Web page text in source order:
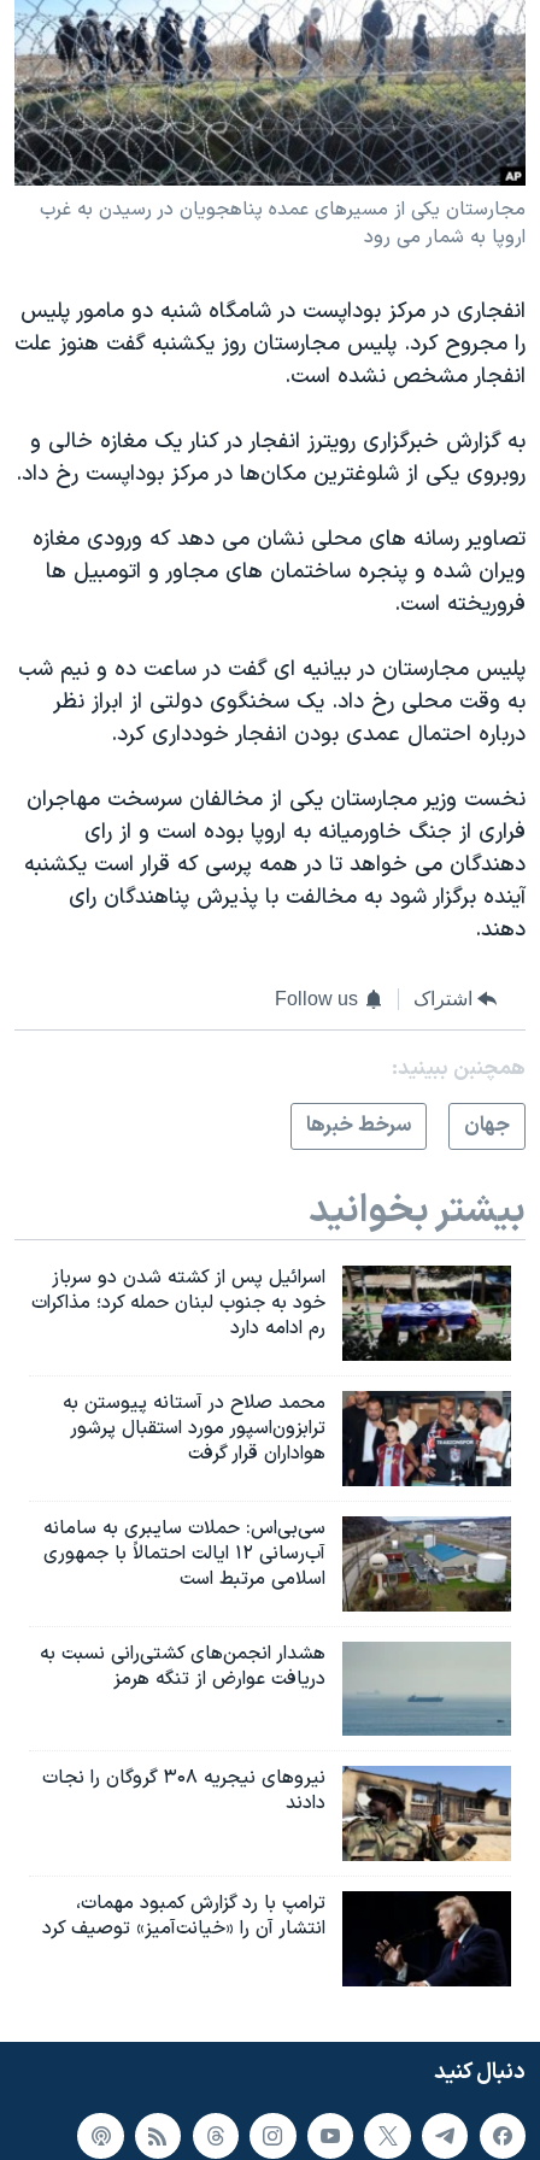
فرهنگ و زندگی
حقوق شهروندی
اقتصادی
علم و فناوری
گالری عکس
مستندها
انتخابات ریاست جمهوری آمریکا ۲۰۲۴
حمله جمهوری اسلامی به اسرائیل
رمز مهسا
اعتراضات زن، زندگی، آزادی
تریبونال مردمی آبان ۹۸
دادگاه حمید نوری
قانون شفافیت دارائی کادر رهبری ایران
اسرائیل در جنگ
نرگس محمدی برنده جایزه نوبل صلح
صفحه‌های ویژه
سفر پرزیدنت ترامپ به چین
دنبال کنید
زبانهای مختلف
مجارستان یکی از مسیرهای عمده پناهجویان در رسیدن به غرب
اروپا به شمار می رود
انفجاری در مرکز بوداپست در شامگاه شنبه دو مامور پلیس
را مجروح کرد. پلیس مجارستان روز یکشنبه گفت هنوز علت
انفجار مشخص نشده است.
به گزارش خبرگزاری رویترز انفجار در کنار یک مغازه خالی و
روبروی یکی از شلوغترین مکان‌ها در مرکز بوداپست رخ داد.
تصاویر رسانه های محلی نشان می دهد که ورودی مغازه
ویران شده و پنجره ساختمان های مجاور و اتومبیل ها
فروریخته است.
پلیس مجارستان در بیانیه ای گفت در ساعت ده و نیم شب
به وقت محلی رخ داد. یک سخنگوی دولتی از ابراز نظر
درباره احتمال عمدی بودن انفجار خودداری کرد.
نخست وزیر مجارستان یکی از مخالفان سرسخت مهاجران
فراری از جنگ خاورمیانه به اروپا بوده است و از رای
دهندگان می خواهد تا در همه پرسی که قرار است یکشنبه
آینده برگزار شود به مخالفت با پذیرش پناهندگان رای
دهند.
اشتراک Follow us
همچنبن ببینید:
جهان
سرخط خبرها
بیشتر بخوانید
اسرائیل پس از کشته شدن دو سرباز
خود به جنوب لبنان حمله کرد؛ مذاکرات
رم ادامه دارد
محمد صلاح در آستانه پیوستن به
ترابزون‌اسپور مورد استقبال پرشور
هواداران قرار گرفت
سی‌بی‌اس: حملات سایبری به سامانه
آب‌رسانی ۱۲ ایالت احتمالاً با جمهوری
اسلامی مرتبط است
هشدار انجمن‌های کشتی‌رانی نسبت به
دریافت عوارض از تنگه هرمز
نیروهای نیجریه‌ ۳۰۸ گروگان را نجات
دادند
ترامپ با رد گزارش کمبود مهمات،
انتشار آن را «خیانت‌آمیز» توصیف کرد
دنبال کنید